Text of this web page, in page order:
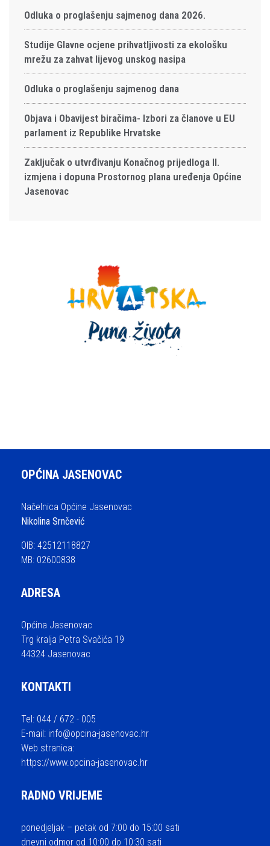
Odluka o proglašenju sajmenog dana 2026.
Studije Glavne ocjene prihvatljivosti za ekološku
mrežu za zahvat lijevog unskog nasipa
Odluka o proglašenju sajmenog dana
Objava i Obavijest biračima- Izbori za članove u EU
parlament iz Republike Hrvatske
Zaključak o utvrđivanju Konačnog prijedloga II.
izmjena i dopuna Prostornog plana uređenja Općine
Jasenovac
OPĆINA JASENOVAC
Načelnica Općine Jasenovac
Nikolina Srnčević
OIB: 42512118827
MB: 02600838
ADRESA
Općina Jasenovac
Trg kralja Petra Svačića 19
44324 Jasenovac
KONTAKTI
Tel: 044 / 672 - 005
E-mail: info@opcina-jasenovac.hr
Web stranica:
https://www.opcina-jasenovac.hr
RADNO VRIJEME
ponedjeljak – petak od 7:00 do 15:00 sati
dnevni odmor od 10:00 do 10:30 sati